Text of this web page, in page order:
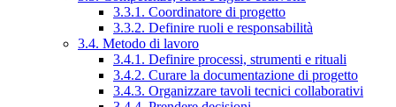
3.3.1. Coordinatore di progetto
3.3.2. Definire ruoli e responsabilità
3.4. Metodo di lavoro
3.4.1. Definire processi, strumenti e rituali
3.4.2. Curare la documentazione di progetto
3.4.3. Organizzare tavoli tecnici collaborativi